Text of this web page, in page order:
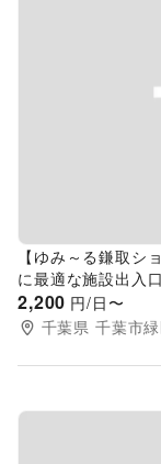
Previous
【ゆみ～る鎌取シ
に最適な施設出入
2,200 円/日〜
千葉県 千葉市